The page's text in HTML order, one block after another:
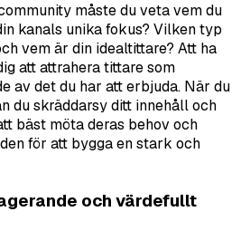
måste du veta vem du
kanals unika fokus? Vilken typ
vem är din idealtittare? Att ha
att attrahera tittare som
av det du har att erbjuda. När du
du skräddarsy ditt innehåll och
bäst möta deras behov och
för att bygga en stark och
och värdefullt